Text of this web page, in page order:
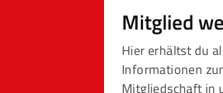
Mitglied
Hier erhältst du
Informationen
Mitgliedschaft in